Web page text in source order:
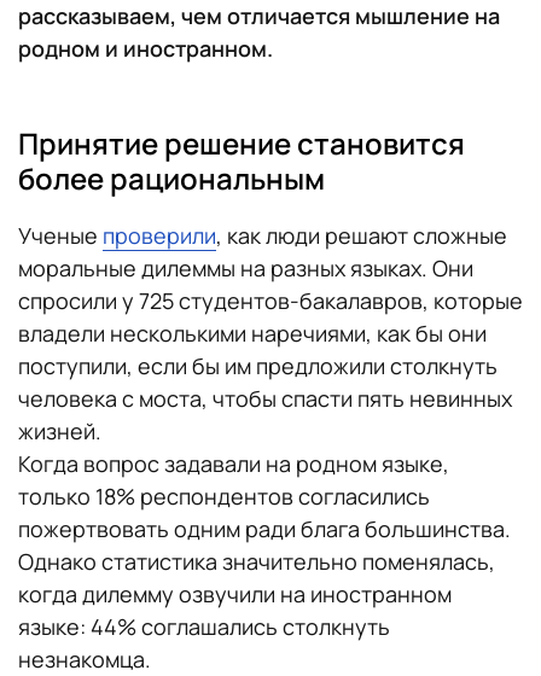
рассказываем, чем отличается мышление на
родном и иностранном.
Принятие решение становится
более рациональным
Ученые проверили, как люди решают сложные
моральные дилеммы на разных языках. Они
спросили у 725 студентов-бакалавров, которые
владели несколькими наречиями, как бы они
поступили, если бы им предложили столкнуть
человека с моста, чтобы спасти пять невинных
жизней.
Когда вопрос задавали на родном языке,
только 18% респондентов согласились
пожертвовать одним ради блага большинства.
Однако статистика значительно поменялась,
когда дилемму озвучили на иностранном
языке: 44% соглашались столкнуть
незнакомца.